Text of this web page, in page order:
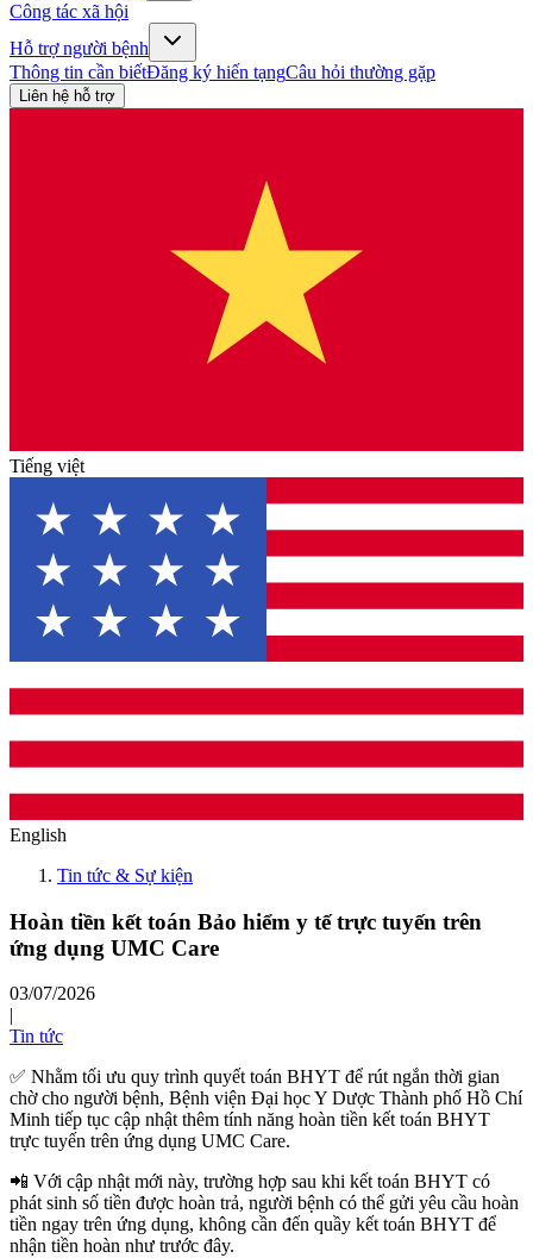
Công tác xã hội
Hỗ trợ người bệnh
Thông tin cần biếtĐăng ký hiến tạngCâu hỏi thường gặp
Liên hệ hỗ trợ
Tiếng việt
English
Tin tức & Sự kiện
Hoàn tiền kết toán Bảo hiểm y tế trực tuyến trên
ứng dụng UMC Care
03/07/2026
|
Tin tức
✅ Nhằm tối ưu quy trình quyết toán BHYT để rút ngắn thời gian
chờ cho người bệnh, Bệnh viện Đại học Y Dược Thành phố Hồ Chí
Minh tiếp tục cập nhật thêm tính năng hoàn tiền kết toán BHYT
trực tuyến trên ứng dụng UMC Care.
📲 Với cập nhật mới này, trường hợp sau khi kết toán BHYT có
phát sinh số tiền được hoàn trả, người bệnh có thể gửi yêu cầu hoàn
tiền ngay trên ứng dụng, không cần đến quầy kết toán BHYT để
nhận tiền hoàn như trước đây.